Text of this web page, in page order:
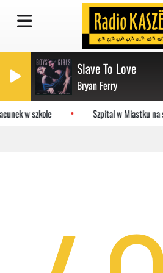
Slave To Love
Bryan Ferry
w szkole Szpital w Miastku na